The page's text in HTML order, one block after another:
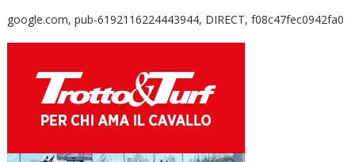
google.com, pub-6192116224443944, DIRECT, f08c47fec0942fa0